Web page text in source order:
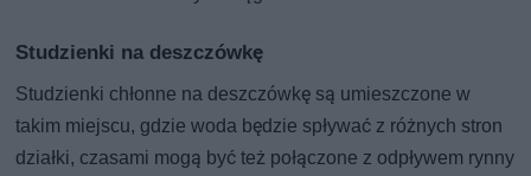
Studzienki na deszczówkę
Studzienki chłonne na deszczówkę są umieszczone w
takim miejscu, gdzie woda będzie spływać z różnych stron
działki, czasami mogą być też połączone z odpływem rynny